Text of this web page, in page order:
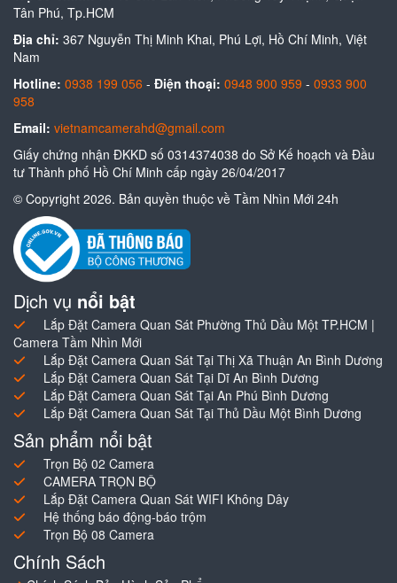
Tân Phú, Tp.HCM
Địa chỉ: 367 Nguyễn Thị Minh Khai, Phú Lợi, Hồ Chí Minh, Việt
Nam
Hotline: 0938 199 056 - Điện thoại: 0948 900 959 - 0933 900
958
Email: vietnamcamerahd@gmail.com
Giấy chứng nhận ĐKKD số 0314374038 do Sở Kế hoạch và Đầu
tư Thành phố Hồ Chí Minh cấp ngày 26/04/2017
© Copyright 2026. Bản quyền thuộc về Tầm Nhìn Mới 24h
Dịch vụ nổi bật
Lắp Đặt Camera Quan Sát Phường Thủ Dầu Một TP.HCM |
Camera Tầm Nhìn Mới
Lắp Đặt Camera Quan Sát Tại Thị Xã Thuận An Bình Dương
Lắp Đặt Camera Quan Sát Tại Dĩ An Bình Dương
Lắp Đặt Camera Quan Sát Tại An Phú Bình Dương
Lắp Đặt Camera Quan Sát Tại Thủ Dầu Một Bình Dương
Sản phẩm nổi bật
Trọn Bộ 02 Camera
CAMERA TRỌN BỘ
Lắp Đặt Camera Quan Sát WIFI Không Dây
Hệ thống báo động-báo trộm
Trọn Bộ 08 Camera
Chính Sách